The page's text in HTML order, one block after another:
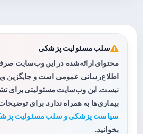
سلب مسئولیت پزشکی
محتوای ارائه‌شده در این وب‌سایت
اطلاع‌رسانی عمومی است و جایگزین
نیست. این وب‌سایت مسئولیتی برای
بیماری‌ها به همراه ندارد. برای
سیاست پزشکی و سلب مسئولیت
بخوانید.